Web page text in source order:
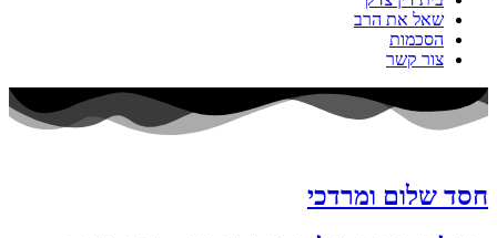
שאל את הרב
הסכמות
צור קשר
חסד שלום ומרדכי